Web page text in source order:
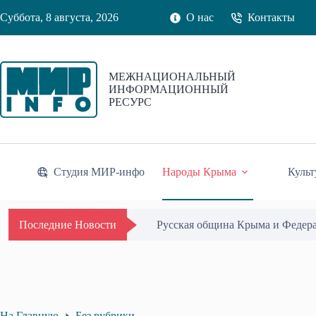
к
Суббота, 8 августа, 2026 О нас Контакты
МЕЖНАЦИОНАЛЬНЫЙ
ИНФОРМАЦИОННЫЙ
РЕСУРС
Студия МИР-инфо Народы Крыма
Последние Новости Одиссей Пипия удостоен